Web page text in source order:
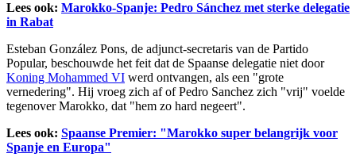
Lees ook: Marokko-Spanje: Pedro Sánchez met sterke delegatie
in Rabat
Esteban González Pons, de adjunct-secretaris van de Partido
Popular, beschouwde het feit dat de Spaanse delegatie niet door
Koning Mohammed VI werd ontvangen, als een "grote
vernedering". Hij vroeg zich af of Pedro Sanchez zich "vrij" voelde
tegenover Marokko, dat "hem zo hard negeert".
Lees ook: Spaanse Premier: "Marokko super belangrijk voor
Spanje en Europa"